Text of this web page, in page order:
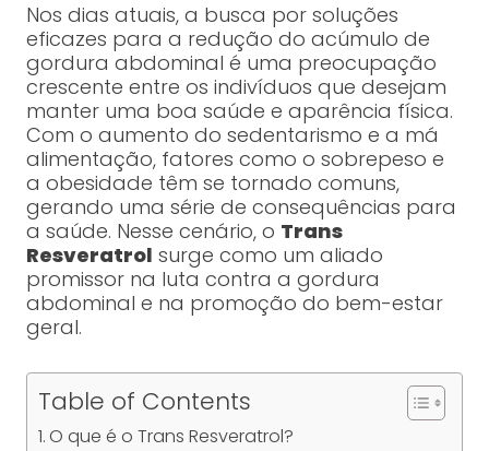
Nos dias atuais, a busca por soluções
eficazes para a redução do acúmulo de
gordura abdominal é uma preocupação
crescente entre os indivíduos que desejam
manter uma boa saúde e aparência física.
Com o aumento do sedentarismo e a má
alimentação, fatores como o sobrepeso e
a obesidade têm se tornado comuns,
gerando uma série de consequências para
a saúde. Nesse cenário, o Trans
Resveratrol surge como um aliado
promissor na luta contra a gordura
abdominal e na promoção do bem-estar
geral.
Table of Contents
O que é o Trans Resveratrol?